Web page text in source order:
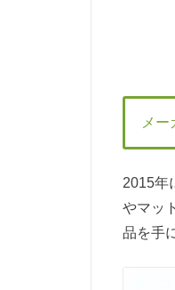
メー
2015年
やマッ
品を手